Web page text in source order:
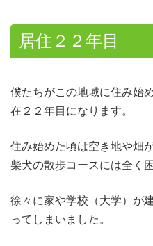
居住２２年目
僕たちがこの地域に住み始
在２２年目になります。
住み始めた頃は空き地や畑
柴犬の散歩コースには全く
徐々に家や学校（大学）が
ってしまいました。